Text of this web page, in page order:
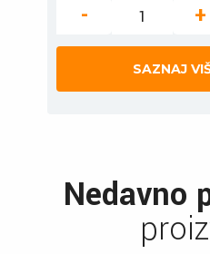
- +
SAZNAJ
Nedavno